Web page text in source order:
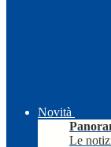
Novità
Le